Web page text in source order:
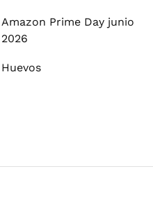
Amazon Prime Day junio
2026
Huevos